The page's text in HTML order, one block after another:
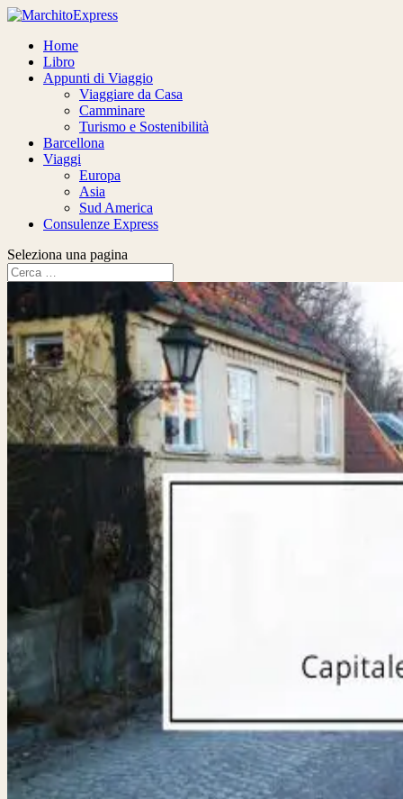
Home
Libro
Appunti di Viaggio
Viaggiare da Casa
Camminare
Turismo e Sostenibilità
Barcellona
Viaggi
Europa
Asia
Sud America
Consulenze Express
Seleziona una pagina